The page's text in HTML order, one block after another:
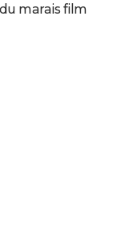
marais film